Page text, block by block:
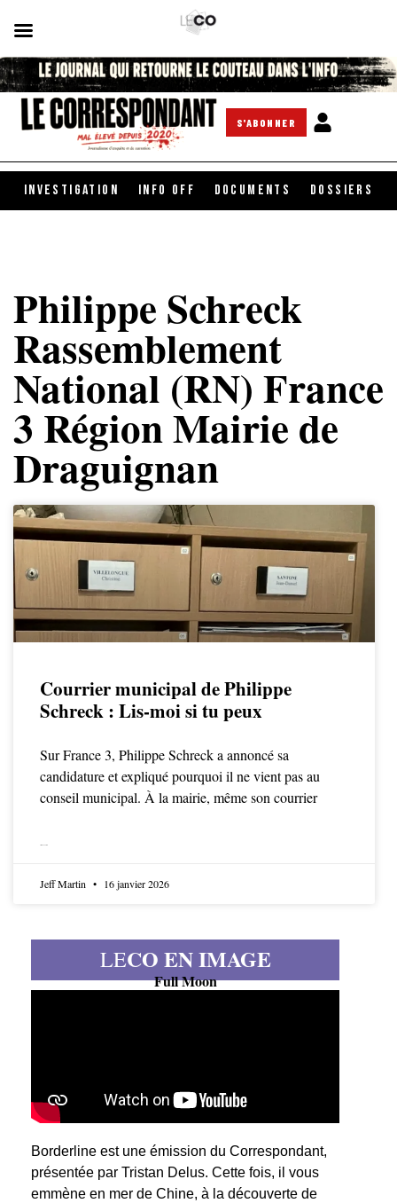
S'ABONNER
INVESTIGATION INFO OFF DOCUMENTS DOSSIERS
Philippe Schreck
Rassemblement
National (RN) France
3 Région Mairie de
Draguignan
Courrier municipal de Philippe
Schreck : Lis-moi si tu peux
Sur France 3, Philippe Schreck a annoncé sa
candidature et expliqué pourquoi il ne vient pas au
conseil municipal. À la mairie, même son courrier
Jeff Martin 16 janvier 2026
LECO EN IMAGE
Full Moon
Borderline est une émission du Correspondant,
présentée par Tristan Delus. Cette fois, il vous
emmène en mer de Chine, à la découverte de